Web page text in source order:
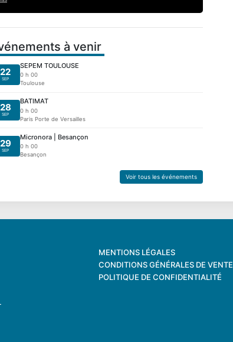
à venir
22
SEP
SEPEM TOULOUSE
0 h 00
Toulouse
28
SEP
BATIMAT
0 h 00
Paris Porte de Versailles
29
SEP
Micronora | Besançon
0 h 00
Besançon
Voir tous les événements
MENTIONS LÉGALES
CONDITIONS GÉNÉRALES DE VENTE
POLITIQUE DE CONFIDENTIALITÉ